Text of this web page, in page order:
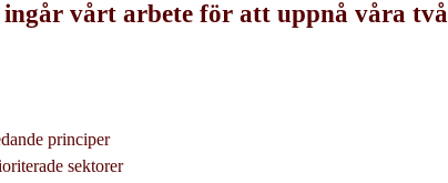
ingår vårt arbete för att uppnå våra två
principer
sektorer